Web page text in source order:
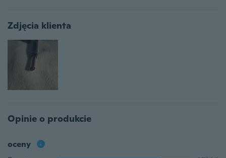
Zdjęcia klienta
Opinie o produkcie
oceny